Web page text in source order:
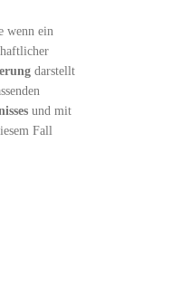
wenn ein
darstellt
und mit
Fall